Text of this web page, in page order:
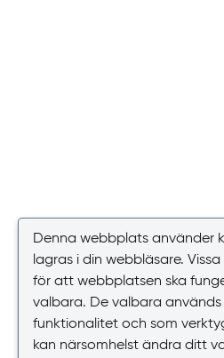
Denna webbplats använder
lagras i din webbläsare.
för att webbplatsen ska
valbara. De valbara
funktionalitet och som
kan närsomhelst ändra ditt